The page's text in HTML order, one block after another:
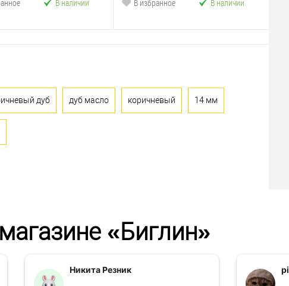
В наличии
В избранное
В наличии
дуб дуб масло коричневый 14 мм
«Биглин»
Никита Резник